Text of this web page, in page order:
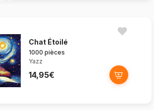
Chat Étoilé
1000 pièces
Yazz
14,95€